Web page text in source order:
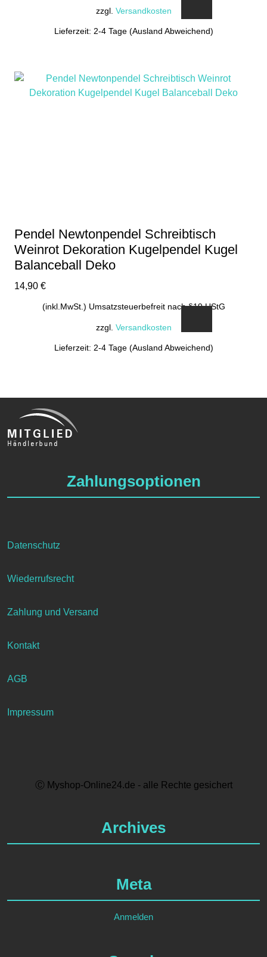
zzgl. Versandkosten
Lieferzeit: 2-4 Tage (Ausland Abweichend)
Pendel Newtonpendel Schreibtisch
Weinrot Dekoration Kugelpendel Kugel
Balanceball Deko
14,90 €
(inkl.MwSt.) Umsatzsteuerbefreit nach §19 UStG
zzgl. Versandkosten
Lieferzeit: 2-4 Tage (Ausland Abweichend)
Zahlungsoptionen
Datenschutz
Wiederrufsrecht
Zahlung und Versand
Kontakt
AGB
Impressum
Ⓒ Myshop-Online24.de - alle Rechte gesichert
Archives
Meta
Anmelden